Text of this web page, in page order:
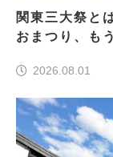
関東三大祭と
おまつり、も
2026.08.01